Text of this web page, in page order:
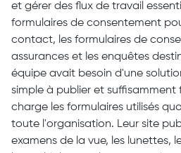
et gérer des flux de travail
formulaires de consentement
contact, les formulaires de
assurances et les enquêtes
équipe avait besoin d'une
simple à publier et suffisamment
charge les formulaires utilisés
toute l'organisation. Leur site
examens de la vue, les lunettes,